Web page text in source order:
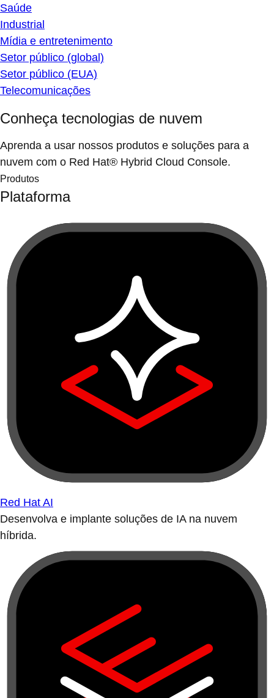
Saúde
Industrial
Mídia e entretenimento
Setor público (global)
Setor público (EUA)
Telecomunicações
Conheça tecnologias de nuvem
Aprenda a usar nossos produtos e soluções para a
nuvem com o Red Hat® Hybrid Cloud Console.
Produtos
Plataforma
Red Hat AI
Desenvolva e implante soluções de IA na nuvem
híbrida.